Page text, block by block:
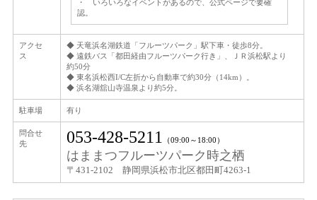
・ いろいろなイベントがあるので、公式ページで要確
認。
アクセ
ス
◆ 天竜浜名湖鉄道「フルーツパーク」駅下車・徒歩8分。
◆ 遠鉄バス「都田経由フルーツパーク行き」、ＪＲ浜松駅より
約50分
◆ 東名浜松西I/C左折から自動車で約30分（14km）。
◆ 浜名湖舘山寺温泉より約5分。
駐車場 有り
問合せ
先
053-428-5211 （09:00～18:00）
はままつフルーツパーク時之栖
〒431-2102 静岡県浜松市北区都田町4263-1